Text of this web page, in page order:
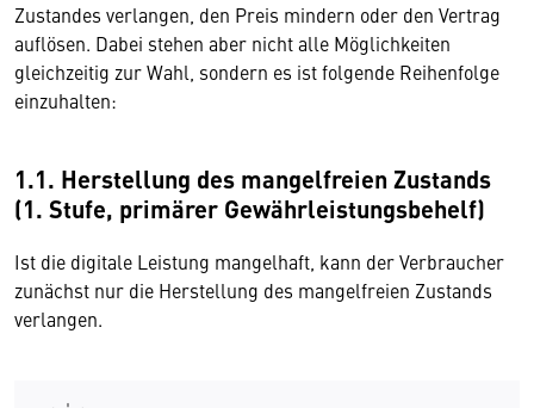
Zustandes verlangen, den Preis mindern oder den Vertrag
auflösen. Dabei stehen aber nicht alle Möglichkeiten
gleichzeitig zur Wahl, sondern es ist folgende Reihenfolge
einzuhalten:
1.1. Herstellung des mangelfreien Zustands
(1. Stufe, primärer Gewährleistungsbehelf)
Ist die digitale Leistung mangelhaft, kann der Verbraucher
zunächst nur die Herstellung des mangelfreien Zustands
verlangen.